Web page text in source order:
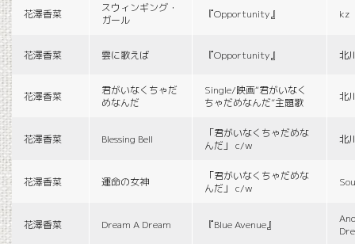
花澤香菜
スウィンギング・
ガール
『Opportunity』 kz
花澤香菜 雲に歌えば 『Opportunity』 北
花澤香菜
君がいなくちゃだ
めなんだ
Single/映画“君がいなく
ちゃだめなんだ”主題歌
北
花澤香菜 Blessing Bell
「君がいなくちゃだめな
んだ」 c/w
北
花澤香菜 運命の女神
「君がいなくちゃだめな
んだ」 c/w
花澤香菜 Dream A Dream 『Blue Avenue』